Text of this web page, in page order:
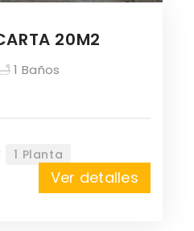
20M2
1 Baños
1 Planta
Ver detalles